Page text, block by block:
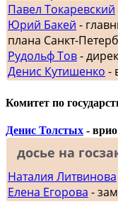
Павел Токаревский
Юрий Бакей -
плана Санкт-
Рудольф Тов-
Денис Кутишенко -
Комитет по
Денис Толстых -
досье на
Наталия Литвинова
Елена Егорова -